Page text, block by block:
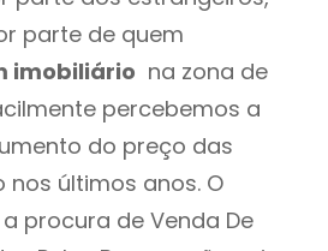
parte de quem
imobiliário na zona de
percebemos a
do preço das
últimos anos. O
procura de Venda De